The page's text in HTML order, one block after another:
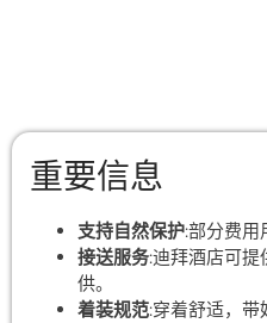
重要信息
支持自然保护:部分费用
接送服务:迪拜酒店可提
供。
着装规范:穿着舒适，